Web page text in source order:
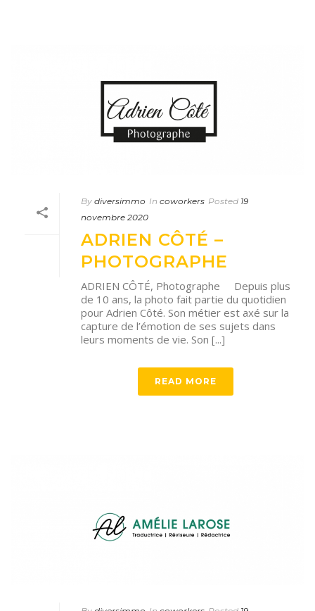
By diversimmo In coworkers Posted 19
novembre 2020
ADRIEN CÔTÉ –
PHOTOGRAPHE
ADRIEN CÔTÉ, Photographe Depuis plus
de 10 ans, la photo fait partie du quotidien
pour Adrien Côté. Son métier est axé sur la
capture de l’émotion de ses sujets dans
leurs moments de vie. Son [...]
READ MORE